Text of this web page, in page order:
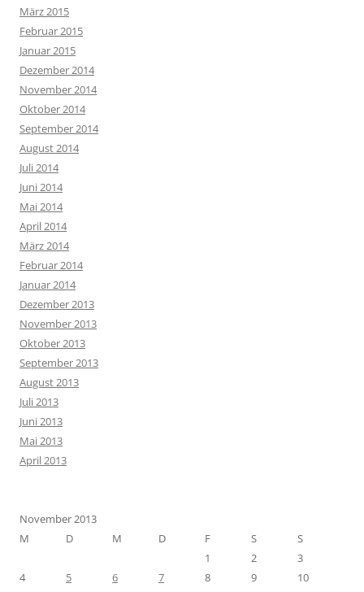
März 2015
Februar 2015
Januar 2015
Dezember 2014
November 2014
Oktober 2014
September 2014
August 2014
Juli 2014
Juni 2014
Mai 2014
April 2014
März 2014
Februar 2014
Januar 2014
Dezember 2013
November 2013
Oktober 2013
September 2013
August 2013
Juli 2013
Juni 2013
Mai 2013
April 2013
November 2013
M
D M D F S
S
1
2
3
4
5 6 7 8 9
10